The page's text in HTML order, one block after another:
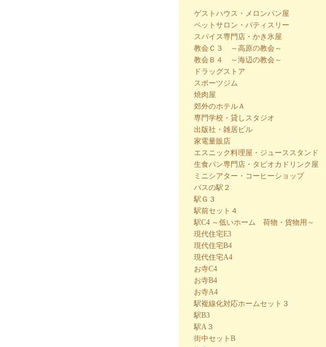
ゲストハウス・メロンパン屋
ペットサロン・パティスリー
スパイス専門店・かき氷屋
教会Ｃ３ ～高原の教会～
教会Ｂ４ ～海辺の教会～
ドラッグストア
スポーツジム
焼肉屋
郊外のホテルＡ
専門学校・貸しスタジオ
出版社・雑居ビル
家電量販店
エスニック料理屋・ジューススタンド
生食パン専門店・タピオカドリンク屋
ミニシアター・コーヒーショップ
バスの駅２
駅Ｇ３
駅前セット４
駅C4 ～低いホーム 荷物・貨物用～
現代住宅E3
現代住宅B4
現代住宅A4
お寺C4
お寺B4
お寺A4
駅複線化対応ホームセット３
駅B3
駅A３
街中セットB